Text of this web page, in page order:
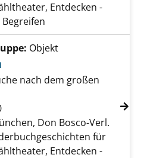
Entdecken -
von Ginpuin anzeigen
Objekt
nach dem großen
diesem Verfasser
Don Bosco-Verl.
für
Entdecken -